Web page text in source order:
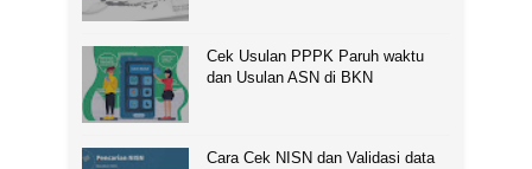
Cek Usulan PPPK Paruh waktu
dan Usulan ASN di BKN
Cara Cek NISN dan Validasi data